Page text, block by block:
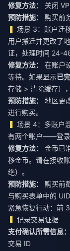
修复方法：
关闭
预防措施：
购买前
场景 3：账户迁
用户搬迁并更改了
证，处理时间 24-
修复方法：
在账户
等待。如果显示已
存储 > 清除缓存）
预防措施：
地区更
进行购买。
场景 4：多账户
有两个账户——登录
修复方法：
金币已
移金币。请在接收
绝）。
预防措施：
购买前
与购买表单中的
紧急恢复行动：前
记录交易证据
支付确认所需信息：
交易 ID